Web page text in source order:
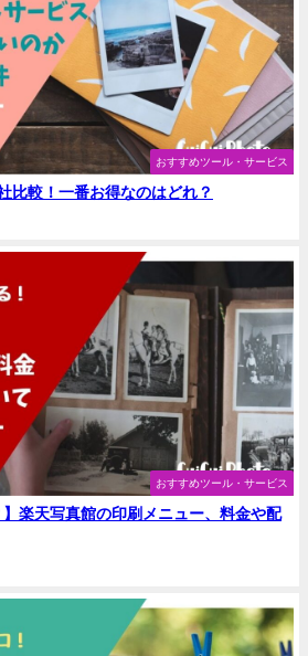
おすすめツール・サービス
比較！一番お得なのはどれ？
おすすめツール・サービス
】楽天写真館の印刷メニュー、料金や配